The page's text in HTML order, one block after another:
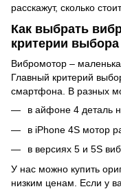
расскажут, сколько
Как выбрать
критерии выбора
Вибромотор –
Главный критерий
смартфона. В разных
в айфоне 4 деталь
в iPhone 4S мотор
в версиях 5 и 5S
У нас можно купить
низким ценам. Если у